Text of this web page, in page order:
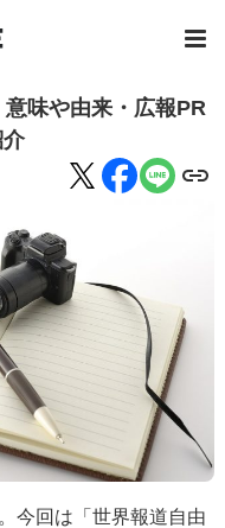
味や由来・広報PR
。今回は「世界報道自由